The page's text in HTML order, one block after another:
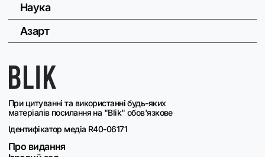
При цитуванні та використанні будь-яких
матеріалів посилання на "Blik" обов'язкове
Ідентифікатор медіа R40-06171
Про видання
Наука
Азарт